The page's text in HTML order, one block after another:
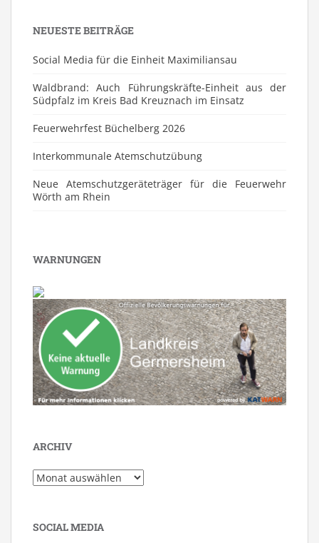
NEUESTE BEITRÄGE
Social Media für die Einheit Maximiliansau
Waldbrand: Auch Führungskräfte-Einheit aus der
Südpfalz im Kreis Bad Kreuznach im Einsatz
Feuerwehrfest Büchelberg 2026
⁠Interkommunale Atemschutzübung
Neue Atemschutzgeräteträger für die Feuerwehr
Wörth am Rhein
WARNUNGEN
ARCHIV
Archiv
SOCIAL MEDIA